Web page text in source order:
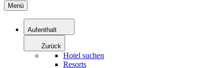
Menü
Aufenthalt
Zurück
Hotel suchen
Resorts